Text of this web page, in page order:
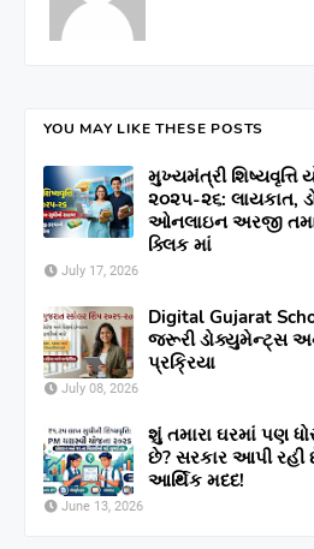
YOU MAY LIKE THESE POSTS
મુખ્યમંત્રી શિષ્યવૃત્તિ
૨૦૨૫-૨૬: લાયકાત,
ઓનલાઇન અરજી
ક્લિક માં
July 17, 2026
Digital Gujarat
જરૂરી ડોક્યુમેન્ટ્સ અને
પ્રક્રિયા
July 08, 2026
શું તમારા ઘરમાં પણ
છે? સરકાર આપી રહી
આર્થિક મદદ!
June 13, 2026